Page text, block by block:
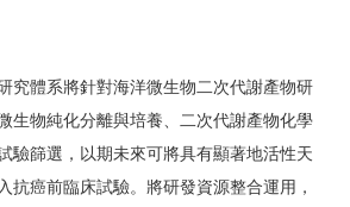
究體系將針對海洋微生物二次代謝產物研
生物純化分離與培養、二次代謝產物化學
驗篩選，以期未來可將具有顯著地活性天
抗癌前臨床試驗。將研發資源整合運用，